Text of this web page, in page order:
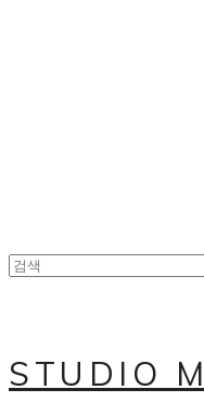
STUDIO